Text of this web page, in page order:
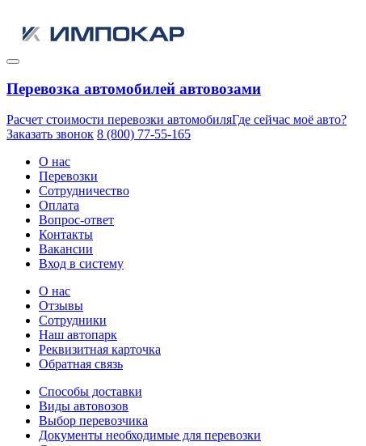
Перевозка автомобилей автовозами
Расчет стоимости перевозки автомобиляГде сейчас моё авто?
Заказать звонок 8 (800) 77-55-165
О нас
Перевозки
Сотрудничество
Оплата
Вопрос-ответ
Контакты
Вакансии
Вход в систему
О нас
Отзывы
Сотрудники
Наш автопарк
Реквизитная карточка
Обратная связь
Способы доставки
Виды автовозов
Выбор перевозчика
Документы необходимые для перевозки